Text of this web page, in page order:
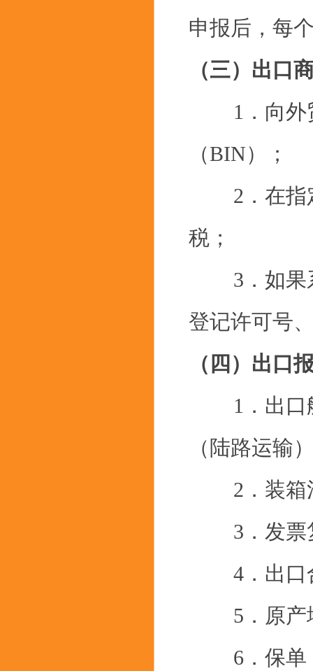
申报后，每
（三）出口
1．向外贸
（BIN）；
2．在指定
税；
3．如果系
登记许可号
（四）出口
1．出口舱
（陆路运输
2．装箱
3．发票
4．出口
5．原产地
6．保单